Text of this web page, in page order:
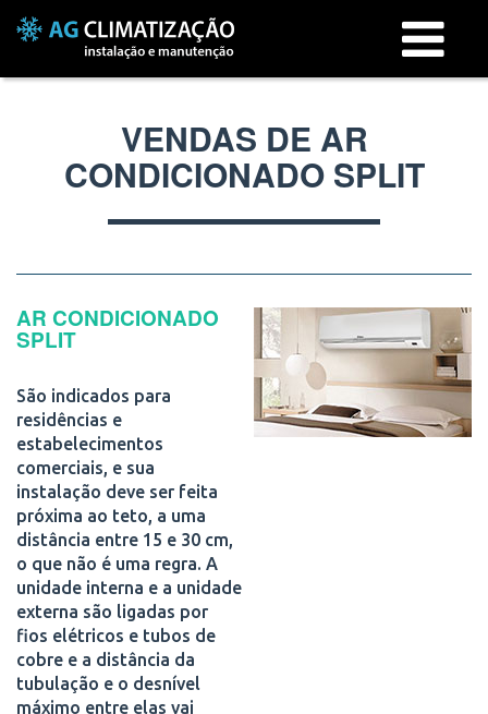
Menu
VENDAS DE AR
CONDICIONADO SPLIT
AR CONDICIONADO
SPLIT
São indicados para
residências e
estabelecimentos
comerciais, e sua
instalação deve ser feita
próxima ao teto, a uma
distância entre 15 e 30 cm,
o que não é uma regra. A
unidade interna e a unidade
externa são ligadas por
fios elétricos e tubos de
cobre e a distância da
tubulação e o desnível
máximo entre elas vai